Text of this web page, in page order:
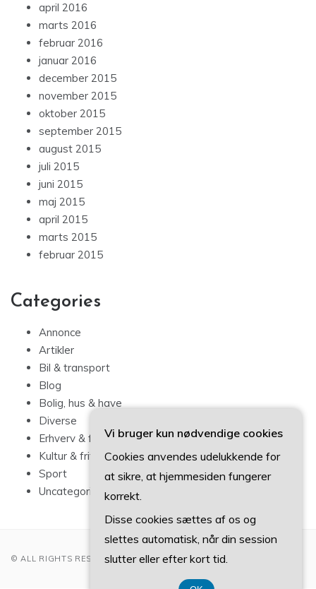
april 2016
marts 2016
februar 2016
januar 2016
december 2015
november 2015
oktober 2015
september 2015
august 2015
juli 2015
juni 2015
maj 2015
april 2015
marts 2015
februar 2015
Categories
Annonce
Artikler
Bil & transport
Blog
Bolig, hus & have
Diverse
Erhverv & forbrug
Kultur & fritid
Sport
Uncategorized
© ALL RIGHTS RESERVED 2022
Vi bruger kun nødvendige cookies
Cookies anvendes udelukkende for
at sikre, at hjemmesiden fungerer
korrekt.
Disse cookies sættes af os og
slettes automatisk, når din session
slutter eller efter kort tid.